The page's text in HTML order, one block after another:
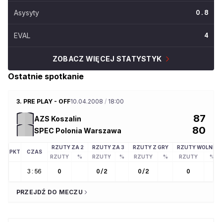
Asysyty 0.8
EVAL 4
ZOBACZ WIĘCEJ STATYSTYK
Ostatnie spotkanie
3. PRE PLAY - OFF10.04.2008 / 18:00
AZS Koszalin 87
SPEC Polonia Warszawa 80
PKT CZAS
RZUTY ZA 2 RZUTY ZA 3 RZUTY Z GRY
RZUTY WOLNE
RZUTY
% RZUTY % RZUTY % RZUTY %
3:56 0 0/2 0/2 0
PRZEJDŹ DO MECZU